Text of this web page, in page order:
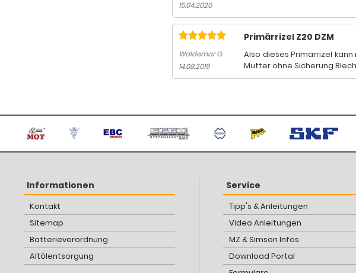
15.04.2020
Waldemar G.
14.08.2019
Primärrizel Z20 DZM
Also dieses Primärrizel
Mutter ohne Sicherung
Informationen
Kontakt
Sitemap
Batterieverordnung
Altölentsorgung
Service
Tipp's & Anleitungen
Video Anleitungen
MZ & Simson Infos
Download Portal